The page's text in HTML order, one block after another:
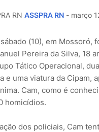
RN ASSPRA RN - março
(10), em Mossoró,
Pereira da Silva, 18
Tático Operacional,
e uma viatura da Cipam,
Cam, como é
homicídios.
dos policiais, Cam